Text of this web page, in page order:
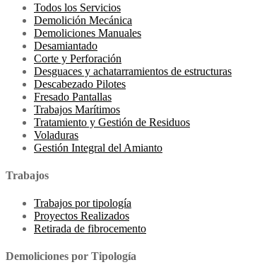
Todos los Servicios
Demolición Mecánica
Demoliciones Manuales
Desamiantado
Corte y Perforación
Desguaces y achatarramientos de estructuras
Descabezado Pilotes
Fresado Pantallas
Trabajos Marítimos
Tratamiento y Gestión de Residuos
Voladuras
Gestión Integral del Amianto
Trabajos
Trabajos por tipología
Proyectos Realizados
Retirada de fibrocemento
Demoliciones por Tipología